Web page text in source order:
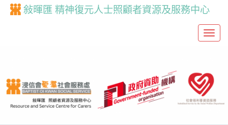
敍暉匯 精神復元人士照顧者資源及服務中心
T
e
n
v